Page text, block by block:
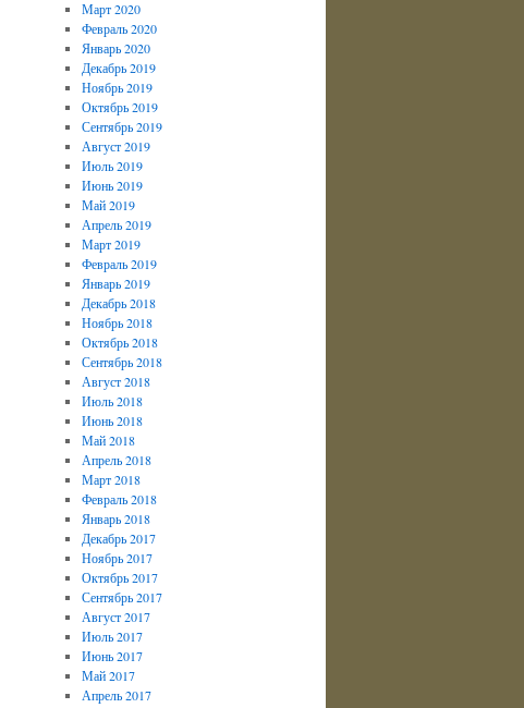
Март 2020
Февраль 2020
Январь 2020
Декабрь 2019
Ноябрь 2019
Октябрь 2019
Сентябрь 2019
Август 2019
Июль 2019
Июнь 2019
Май 2019
Апрель 2019
Март 2019
Февраль 2019
Январь 2019
Декабрь 2018
Ноябрь 2018
Октябрь 2018
Сентябрь 2018
Август 2018
Июль 2018
Июнь 2018
Май 2018
Апрель 2018
Март 2018
Февраль 2018
Январь 2018
Декабрь 2017
Ноябрь 2017
Октябрь 2017
Сентябрь 2017
Август 2017
Июль 2017
Июнь 2017
Май 2017
Апрель 2017